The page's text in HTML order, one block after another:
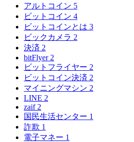
アルトコイン 5
ビットコイン 4
ビットコインとは 3
ビックカメラ 2
決済 2
bitFlyer 2
ビットフライヤー 2
ビットコイン決済 2
マイニングマシン 2
LINE 2
zaif 2
国民生活センター 1
詐欺 1
電子マネー 1